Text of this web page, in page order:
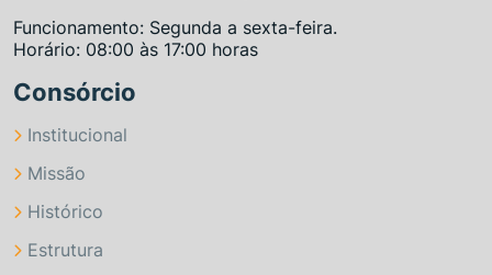
Funcionamento: Segunda a sexta-feira.
Horário: 08:00 às 17:00 horas
Consórcio
Institucional
Missão
Histórico
Estrutura